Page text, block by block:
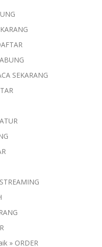
SEKARANG
» ORDER